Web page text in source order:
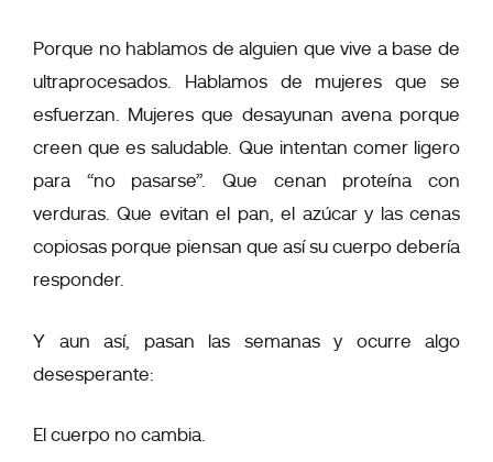
Porque no hablamos de alguien que vive a base de
ultraprocesados. Hablamos de mujeres que se
esfuerzan. Mujeres que desayunan avena porque
creen que es saludable. Que intentan comer ligero
para “no pasarse”. Que cenan proteína con
verduras. Que evitan el pan, el azúcar y las cenas
copiosas porque piensan que así su cuerpo debería
responder.
Y aun así, pasan las semanas y ocurre algo
desesperante:
El cuerpo no cambia.